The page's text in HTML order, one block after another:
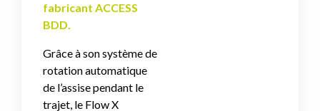
fabricant ACCESS
BDD.
Grâce à son système de
rotation automatique
de l’assise pendant le
trajet, le Flow X